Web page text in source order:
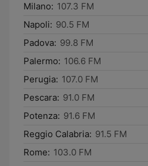
Milano: 107.3 FM
Napoli: 90.5 FM
Padova: 99.8 FM
Palermo: 106.6 FM
Perugia: 107.0 FM
Pescara: 91.0 FM
Potenza: 91.6 FM
Reggio Calabria: 91.5 FM
Rome: 103.0 FM